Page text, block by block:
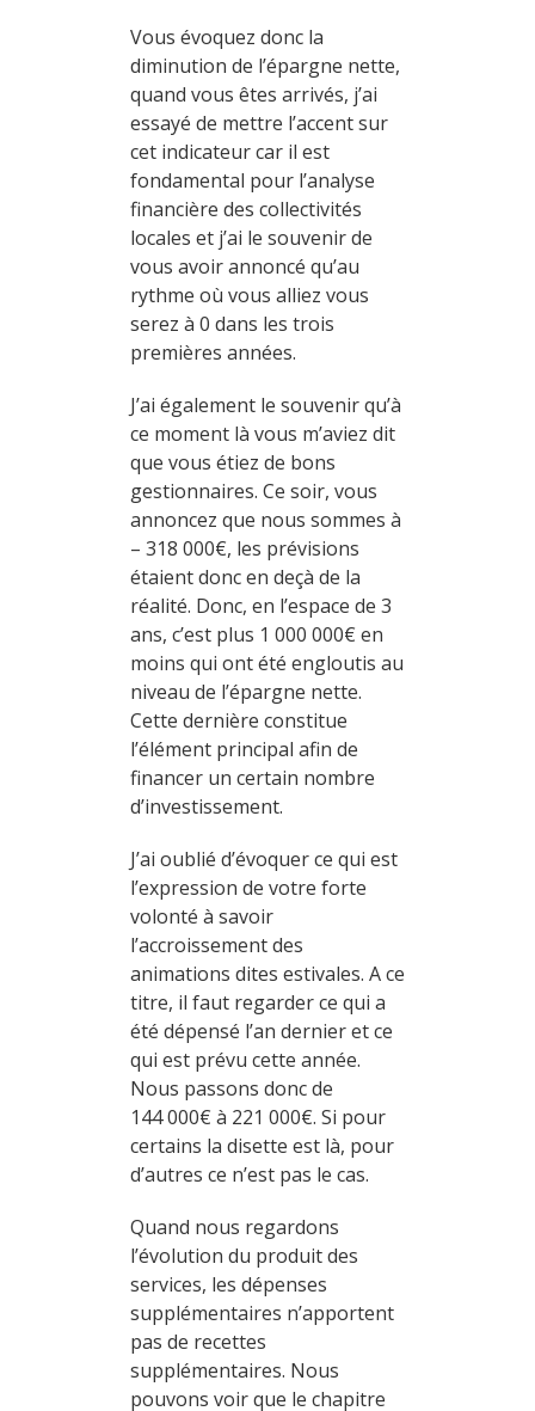
Vous évoquez donc la
diminution de l’épargne nette,
quand vous êtes arrivés, j’ai
essayé de mettre l’accent sur
cet indicateur car il est
fondamental pour l’analyse
financière des collectivités
locales et j’ai le souvenir de
vous avoir annoncé qu’au
rythme où vous alliez vous
serez à 0 dans les trois
premières années.
J’ai également le souvenir qu’à
ce moment là vous m’aviez dit
que vous étiez de bons
gestionnaires. Ce soir, vous
annoncez que nous sommes à
– 318 000€, les prévisions
étaient donc en deçà de la
réalité. Donc, en l’espace de 3
ans, c’est plus 1 000 000€ en
moins qui ont été engloutis au
niveau de l’épargne nette.
Cette dernière constitue
l’élément principal afin de
financer un certain nombre
d’investissement.
J’ai oublié d’évoquer ce qui est
l’expression de votre forte
volonté à savoir
l’accroissement des
animations dites estivales. A ce
titre, il faut regarder ce qui a
été dépensé l’an dernier et ce
qui est prévu cette année.
Nous passons donc de
144 000€ à 221 000€. Si pour
certains la disette est là, pour
d’autres ce n’est pas le cas.
Quand nous regardons
l’évolution du produit des
services, les dépenses
supplémentaires n’apportent
pas de recettes
supplémentaires. Nous
pouvons voir que le chapitre